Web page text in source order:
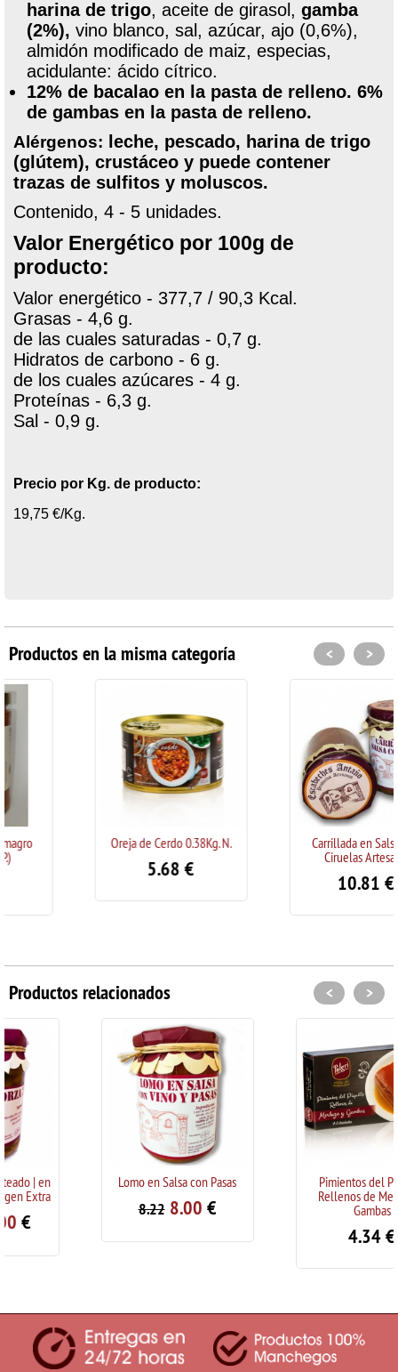
harina de trigo, aceite de girasol, gamba
(2%), vino blanco, sal, azúcar, ajo (0,6%),
almidón modificado de maiz, especias,
acidulante: ácido cítrico.
12% de bacalao en la pasta de relleno. 6%
de gambas en la pasta de relleno.
Alérgenos: leche, pescado, harina de trigo
(glútem), crustáceo y puede contener
trazas de sulfitos y moluscos.
Contenido, 4 - 5 unidades.
Valor Energético por 100g de
producto:
Valor energético - 377,7 / 90,3 Kcal.
Grasas - 4,6 g.
de las cuales saturadas - 0,7 g.
Hidratos de carbono - 6 g.
de los cuales azúcares - 4 g.
Proteínas - 6,3 g.
Sal - 0,9 g.
Precio por Kg. de producto:
19,75 €/Kg.
Productos en la misma categoría
Oreja de Cerdo 0.38Kg. N.
Carrillada en Salsa con
Ciruelas Artesana
< >
Productos relacionados
Lomo en Salsa con Pasas
€
Pimientos del Piquillo
Rellenos de Merluza y
< >